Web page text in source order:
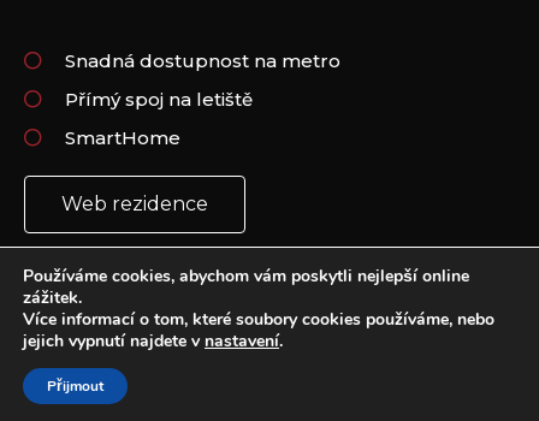
Snadná dostupnost na metro
Přímý spoj na letiště
SmartHome
Web rezidence
Copyright 2021 © All rights Reserved.
Vytvořil: Plus Design & Marketing
Používáme cookies, abychom vám poskytli nejlepší online
zážitek.
Více informací o tom, které soubory cookies používáme, nebo
jejich vypnutí najdete v nastavení.
Přijmout